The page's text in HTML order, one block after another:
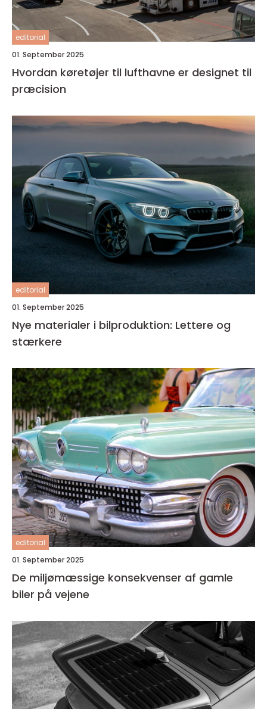
editorial
01. September 2025
Hvordan køretøjer til lufthavne er designet til
præcision
editorial
01. September 2025
Nye materialer i bilproduktion: Lettere og
stærkere
editorial
01. September 2025
De miljømæssige konsekvenser af gamle
biler på vejene